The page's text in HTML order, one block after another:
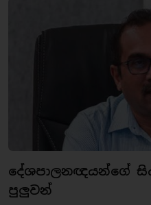
දේශපාලනඥයන්ගේ
පුලුවන්